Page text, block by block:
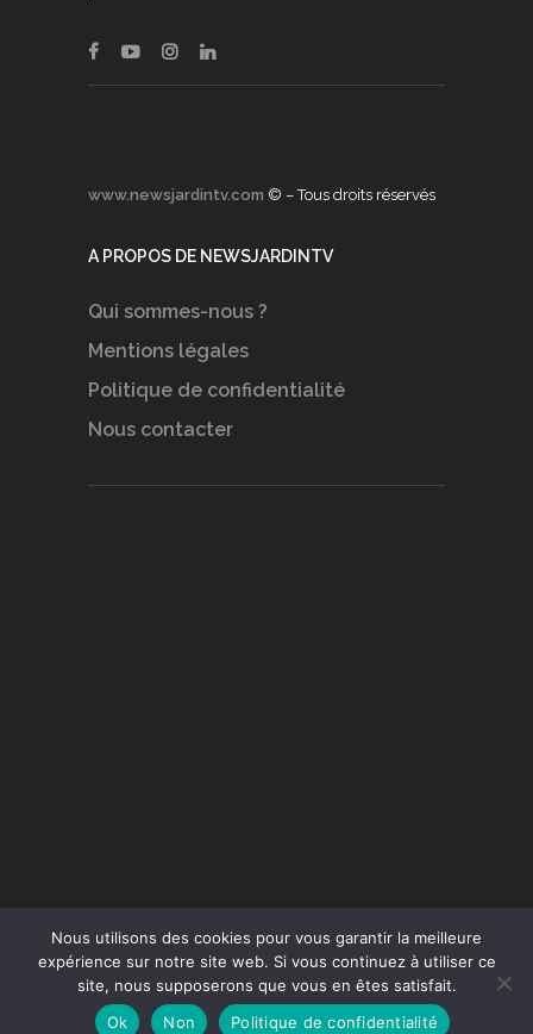
www.newsjardintv.com © – Tous droits réservés
A PROPOS DE NEWSJARDINTV
Qui sommes-nous ?
Mentions légales
Politique de confidentialité
Nous contacter
Conception du site :Agence Jus de Citron
Nous utilisons des cookies pour vous garantir la meilleure
expérience sur notre site web. Si vous continuez à utiliser ce
site, nous supposerons que vous en êtes satisfait.
Ok
Non Politique de confidentialité